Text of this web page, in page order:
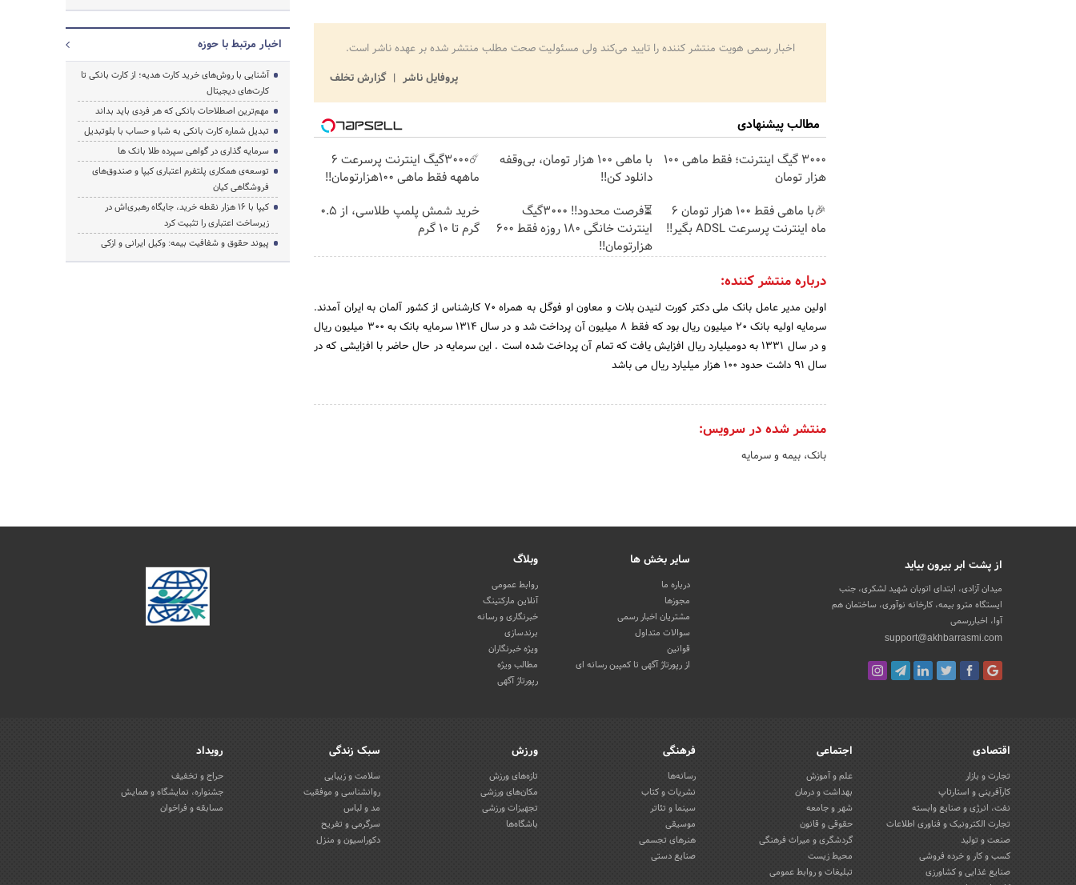
اخبار رسمی هویت منتشر کننده را تایید می‌کند ولی مسئولیت صحت مطلب منتشر شده بر عهده ناشر است.
پروفایل ناشر
گزارش تخلف
مطالب پیشنهادی
3000 گیگ اینترنت؛ فقط ماهی 100
هزار تومان
با ماهی 100 هزار تومان، بی‌وقفه
دانلود کن!!
☄️3000گیگ اینترنت پرسرعت 6
ماههه فقط ماهی 100هزارتومان!!
🎉با ماهی فقط 100 هزار تومان 6
ماه اینترنت پرسرعت ADSL بگیر!!
⏳فرصت محدود!! 3000گیگ
اینترنت خانگی 180 روزه فقط 600
هزارتومان!!
خرید شمش پلمپ طلاسی، از ۰.۵
گرم تا ۱۰ گرم
درباره منتشر کننده:
اولین مدیر عامل بانک ملی دکتر کورت لنیدن بلات و معاون او فوگل به همراه 70 کارشناس از کشور آلمان به ایران آمدند.
سرمایه اولیه بانک 20 میلیون ریال بود که فقط 8 میلیون آن پرداخت شد و در سال 1314 سرمایه بانک به 300 میلیون ریال
و در سال 1331 به دومیلیارد ریال افزایش یافت که تمام آن پرداخت شده است . این سرمایه در حال حاضر با افزایشی که در
سال 91 داشت حدود 100 هزار میلیارد ریال می باشد
منتشر شده در سرویس:
بانک، بیمه و سرمایه
اخبار مرتبط با حوزه
آشنایی با روش‌های خرید کارت هدیه؛ از کارت بانکی تا
کارت‌های دیجیتال
مهم‌ترین اصطلاحات بانکی که هر فردی باید بداند
تبدیل شماره کارت بانکی به شبا و حساب با بلوتبدیل
سرمایه گذاری در گواهی سپرده طلا بانک ها
توسعه‌ی همکاری‌ پلتفرم اعتباری کیپا و صندوق‌های
فروشگاهی کیان
کیپا با ۱۶ هزار نقطه خرید، جایگاه رهبری‌اش در
زیرساخت اعتباری را تثبیت کرد
پیوند حقوق و شفافیت بیمه: وکیل ایرانی و ازکی
از پشت ابر بیرون بیاید
میدان آزادی، ابتدای اتوبان شهید لشکری، جنب
ایستگاه مترو بیمه، کارخانه نوآوری، ساختمان هم
آوا، اخباررسمی
support@akhbarrasmi.com
سایر بخش ها
درباره ما
مجوزها
مشتریان اخبار رسمی
سوالات متداول
قوانین
از رپورتاژ آگهی تا کمپین رسانه ای
وبلاگ
روابط عمومی
آنلاین مارکتینگ
خبرنگاری و رسانه
برندسازی
ویژه خبرنگاران
مطالب ویژه
رپورتاژ آگهی
اقتصادی
تجارت و بازار
کارآفرینی و استارتاپ
نفت، انرژی و صنایع وابسته
تجارت الکترونیک و فناوری اطلاعات
صنعت و تولید
کسب و کار و خرده فروشی
صنایع غذایی و کشاورزی
اجتماعی
علم و آموزش
بهداشت و درمان
شهر و جامعه
حقوقی و قانون
گردشگری و میراث فرهنگی
محیط زیست
تبلیغات و روابط عمومی
فرهنگی
رسانه‌ها
نشریات و کتاب
سینما و تئاتر
موسیقی
هنرهای تجسمی
صنایع دستی
ورزش
تازه‌های ورزش
مکان‌های ورزشی
تجهیزات ورزشی
باشگاه‌ها
سبک زندگی
سلامت و زیبایی
روانشناسی و موفقیت
مد و لباس
سرگرمی و تفریح
دکوراسیون و منزل
رویداد
حراج و تخفیف
جشنواره، نمایشگاه و همایش
مسابقه و فراخوان